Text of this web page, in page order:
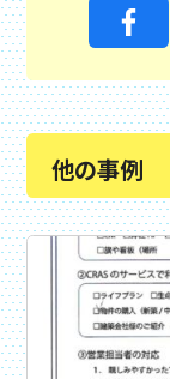
他の事例